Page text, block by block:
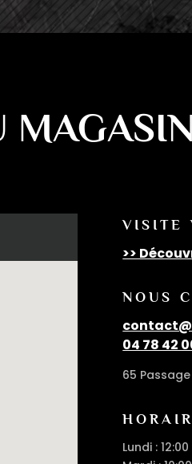
VISITE
>>
NOUS
04 78 42
65
Lundi :